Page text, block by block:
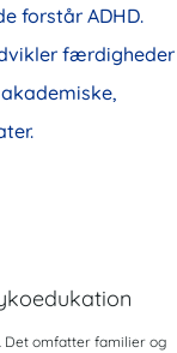
forstår ADHD.
færdigheder
Det omfatter familier og